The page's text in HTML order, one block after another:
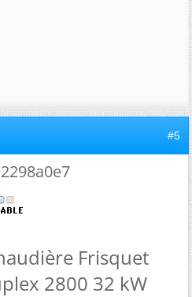
#5
Frisquet
2800 32 kW